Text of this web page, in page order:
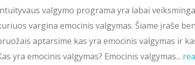
valgymo programa yra labai
vargina emocinis valgymas. Šiame įraše
aptarsime kas yra emocinis valgymas ir
yra emocinis valgymas? Emocinis valgymas...